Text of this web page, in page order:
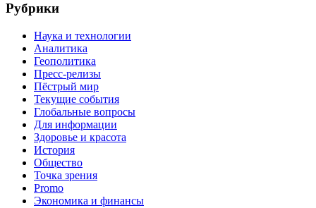
Рубрики
Наука и технологии
Аналитика
Геополитика
Пресс-релизы
Пёстрый мир
Текущие события
Глобальные вопросы
Для информации
Здоровье и красота
История
Общество
Точка зрения
Promo
Экономика и финансы